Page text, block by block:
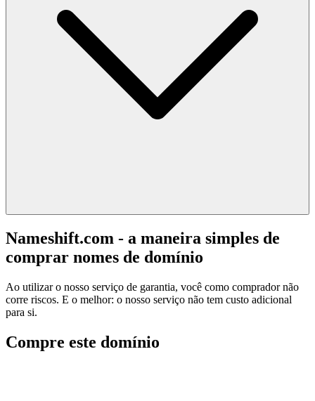
Nameshift.com - a maneira simples de
comprar nomes de domínio
Ao utilizar o nosso serviço de garantia, você como comprador não
corre riscos. E o melhor: o nosso serviço não tem custo adicional
para si.
Compre este domínio